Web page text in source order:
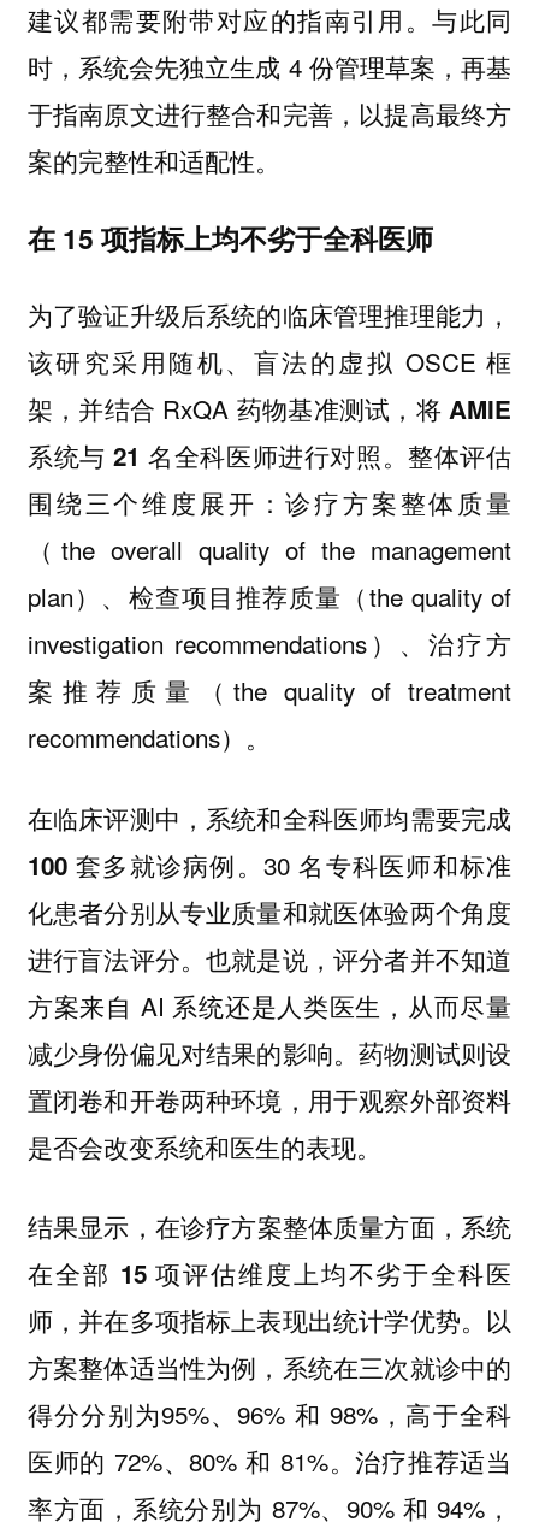
建议都需要附带对应的指南引用。与此同
时，系统会先独立生成 4 份管理草案，再基
于指南原文进行整合和完善，以提高最终方
案的完整性和适配性。
在 15 项指标上均不劣于全科医师
为了验证升级后系统的临床管理推理能力，
该研究采用随机、盲法的虚拟 OSCE 框
架，并结合 RxQA 药物基准测试， 将 AMIE
系统与 21 名全科医师进行对照。整体评估
围绕三个维度展开：诊疗方案整体质量
（the overall quality of the management
plan）、检查项目推荐质量（the quality of
investigation recommendations）、治疗方
案推荐质量（the quality of treatment
recommendations）。
在临床评测中，系统和全科医师均需要完成
100 套多就诊病例。 30 名专科医师和标准
化患者分别从专业质量和就医体验两个角度
进行盲法评分。也就是说，评分者并不知道
方案来自 AI 系统还是人类医生，从而尽量
减少身份偏见对结果的影响。药物测试则设
置闭卷和开卷两种环境，用于观察外部资料
是否会改变系统和医生的表现。
结果显示， 在诊疗方案整体质量方面，系统
在全部 15 项评估维度上均不劣于全科医
师，并在多项指标上表现出统计学优势。 以
方案整体适当性为例，系统在三次就诊中的
得分分别为95%、96% 和 98%，高于全科
医师的 72%、80% 和 81%。治疗推荐适当
率方面，系统分别为 87%、90% 和 94%，